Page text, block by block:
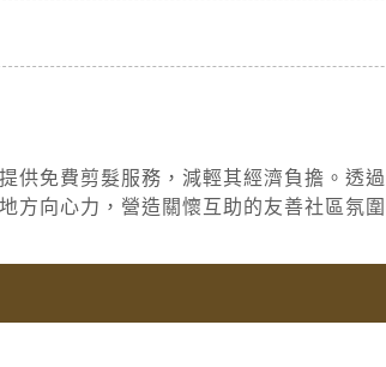
供免費剪髮服務，減輕其經濟負擔。透
方向心力，營造關懷互助的友善社區氛圍